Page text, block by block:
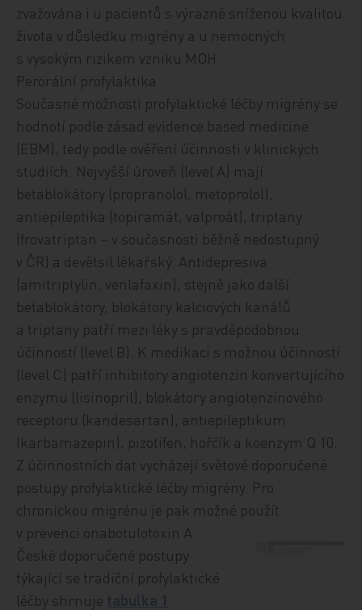
zvažována i u pacientů s výrazně sníženou kvalitou
života v důsledku migrény a u nemocných
s vysokým rizikem vzniku MOH.
Perorální profylaktika
Současné možnosti profylaktické léčby migrény se
hodnotí podle zásad evidence based medicine
(EBM), tedy podle ověření účinnosti v klinických
studiích. Nejvyšší úroveň (level A) mají
betablokátory (propranolol, metoprolol),
antiepileptika (topiramát, valproát), triptany
(frovatriptan – v současnosti běžně nedostupný
v ČR) a devětsil lékařský. Antidepresiva
(amitriptylin, venlafaxin), stejně jako další
betablokátory, blokátory kalciových kanálů
a triptany patří mezi léky s pravděpodobnou
účinností (level B). K medikaci s možnou účinností
(level C) patří inhibitory angiotenzin konvertujícího
enzymu (lisinopril), blokátory angiotenzinového
receptoru (kandesartan), antiepileptikum
(karbamazepin), pizotifen, hořčík a koenzym Q 10.
Z účinnostních dat vycházejí světové doporučené
postupy profylaktické léčby migrény. Pro
chronickou migrénu je pak možné použít
v prevenci onabotulotoxin A.
České doporučené postupy
týkající se tradiční profylaktické
léčby shrnuje